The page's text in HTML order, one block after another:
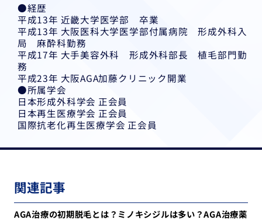
●経歴
平成13年 近畿大学医学部 卒業
平成13年 大阪医科大学医学部付属病院 形成外科入
局 麻酔科勤務
平成17年 大手美容外科 形成外科部長 植毛部門勤
務
平成23年 大阪AGA加藤クリニック開業
●所属学会
日本形成外科学会 正会員
日本再生医療学会 正会員
国際抗老化再生医療学会 正会員
関連記事
AGA治療の初期脱毛とは？ミノキシジルは多い？AGA治療薬